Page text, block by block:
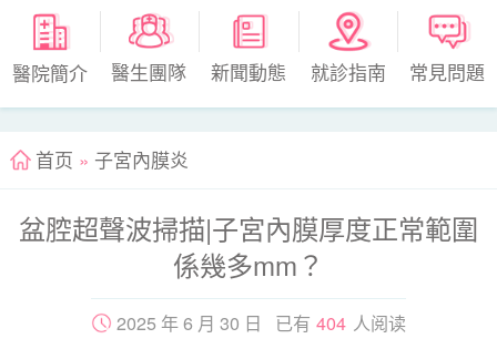
醫院簡介 醫生團隊 新聞動態 就診指南 常見問題
首页 » 子宮內膜炎
盆腔超聲波掃描|子宮內膜厚度正常範圍
係幾多mm？
2025 年 6 月 30 日 已有 404 人阅读